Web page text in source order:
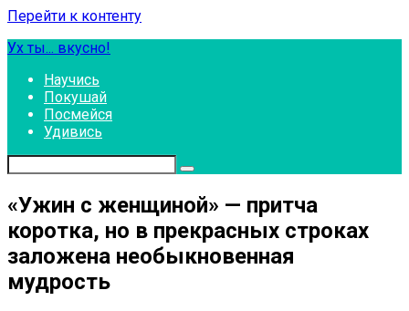
Перейти к контенту
Ух ты... вкусно!
Научись
Покушай
Посмейся
Удивись
«Ужин с женщиной» — притча
коротка, но в прекрасных строках
заложена необыкновенная
мудрость